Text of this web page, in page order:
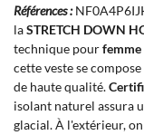
Références :
laSTRETCH DOWN
technique pourfemme
cette veste se
de haute qualité.
isolant naturel assura
glacial. À l'extérieur,